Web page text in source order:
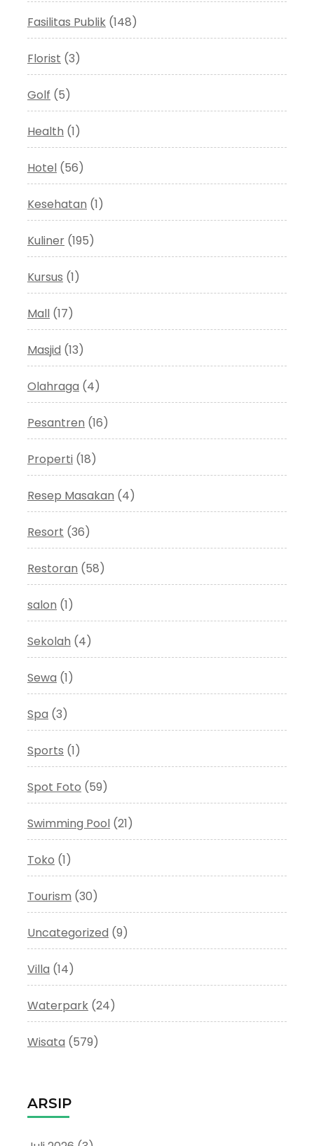
Fasilitas Publik (148)
Florist (3)
Golf (5)
Health (1)
Hotel (56)
Kesehatan (1)
Kuliner (195)
Kursus (1)
Mall (17)
Masjid (13)
Olahraga (4)
Pesantren (16)
Properti (18)
Resep Masakan (4)
Resort (36)
Restoran (58)
salon (1)
Sekolah (4)
Sewa (1)
Spa (3)
Sports (1)
Spot Foto (59)
Swimming Pool (21)
Toko (1)
Tourism (30)
Uncategorized (9)
Villa (14)
Waterpark (24)
Wisata (579)
ARSIP